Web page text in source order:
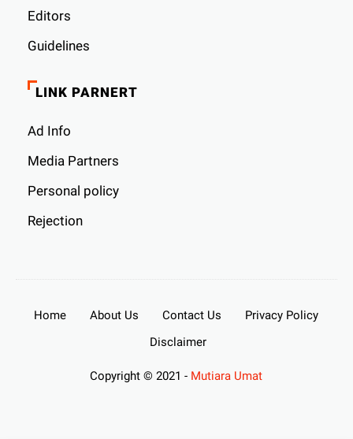
Editors
Guidelines
LINK PARNERT
Ad Info
Media Partners
Personal policy
Rejection
Home About Us Contact Us
Privacy Policy
Disclaimer
Copyright © 2021 - Mutiara Umat